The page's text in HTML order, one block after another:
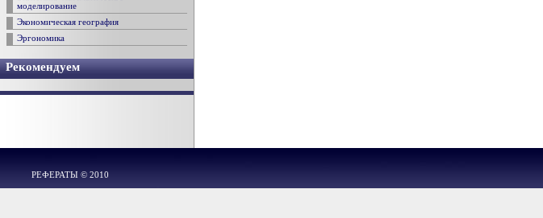
моделирование
Экономическая география
Эргономика
Рекомендуем
РЕФЕРАТЫ © 2010